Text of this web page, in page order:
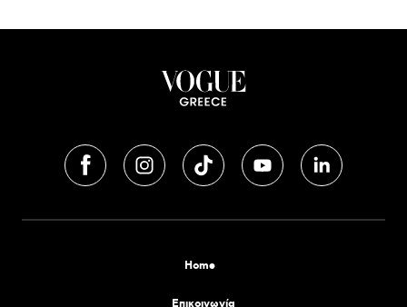
Home
Επικοινωνία